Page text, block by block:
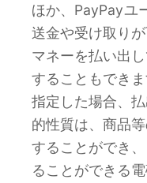
ほか、PayPayユ
送金や受け取り
マネーを払い出
することもでき
指定した場合、
的性質は、商品
することができ
ることができる